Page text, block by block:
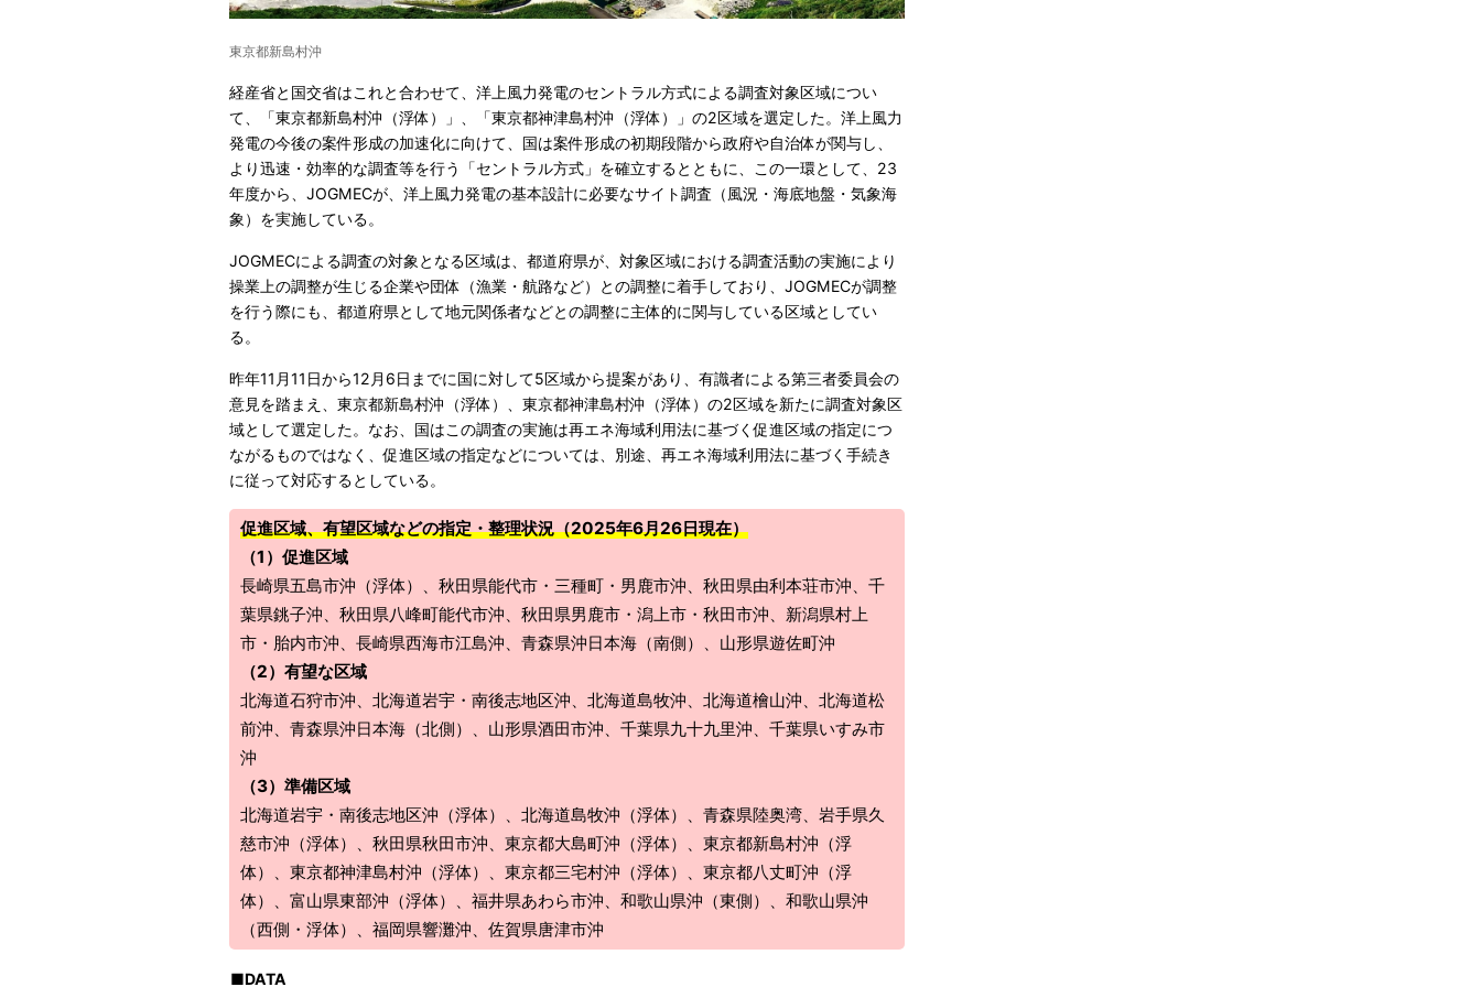
東京都新島村沖
経産省と国交省はこれと合わせて、洋上風力発電のセントラル方式による調査対象区域につい
て、「東京都新島村沖（浮体）」、「東京都神津島村沖（浮体）」の2区域を選定した。洋上風力
発電の今後の案件形成の加速化に向けて、国は案件形成の初期段階から政府や自治体が関与し、
より迅速・効率的な調査等を行う「セントラル方式」を確立するとともに、この一環として、23
年度から、JOGMECが、洋上風力発電の基本設計に必要なサイト調査（風況・海底地盤・気象海
象）を実施している。
JOGMECによる調査の対象となる区域は、都道府県が、対象区域における調査活動の実施により
操業上の調整が生じる企業や団体（漁業・航路など）との調整に着手しており、JOGMECが調整
を行う際にも、都道府県として地元関係者などとの調整に主体的に関与している区域としてい
る。
昨年11月11日から12月6日までに国に対して5区域から提案があり、有識者による第三者委員会の
意見を踏まえ、東京都新島村沖（浮体）、東京都神津島村沖（浮体）の2区域を新たに調査対象区
域として選定した。なお、国はこの調査の実施は再エネ海域利用法に基づく促進区域の指定につ
ながるものではなく、促進区域の指定などについては、別途、再エネ海域利用法に基づく手続き
に従って対応するとしている。
促進区域、有望区域などの指定・整理状況（2025年6月26日現在）
（1）促進区域
長崎県五島市沖（浮体）、秋田県能代市・三種町・男鹿市沖、秋田県由利本荘市沖、千
葉県銚子沖、秋田県八峰町能代市沖、秋田県男鹿市・潟上市・秋田市沖、新潟県村上
市・胎内市沖、長崎県西海市江島沖、青森県沖日本海（南側）、山形県遊佐町沖
（2）有望な区域
北海道石狩市沖、北海道岩宇・南後志地区沖、北海道島牧沖、北海道檜山沖、北海道松
前沖、青森県沖日本海（北側）、山形県酒田市沖、千葉県九十九里沖、千葉県いすみ市
沖
（3）準備区域
北海道岩宇・南後志地区沖（浮体）、北海道島牧沖（浮体）、青森県陸奥湾、岩手県久
慈市沖（浮体）、秋田県秋田市沖、東京都大島町沖（浮体）、東京都新島村沖（浮
体）、東京都神津島村沖（浮体）、東京都三宅村沖（浮体）、東京都八丈町沖（浮
体）、富山県東部沖（浮体）、福井県あわら市沖、和歌山県沖（東側）、和歌山県沖
（西側・浮体）、福岡県響灘沖、佐賀県唐津市沖
DATA